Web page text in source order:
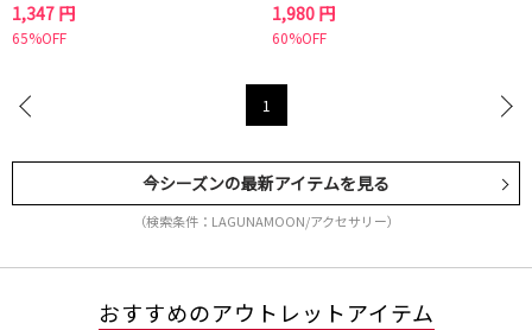
1,347 円
65%OFF
1,980 円
60%OFF
1
今シーズンの最新アイテムを見る
（検索条件：LAGUNAMOON/アクセサリー）
おすすめのアウトレットアイテム